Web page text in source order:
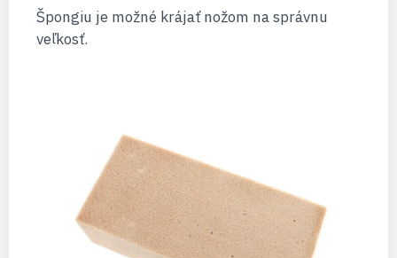
Špongiu je možné krájať nožom na správnu
veľkosť.